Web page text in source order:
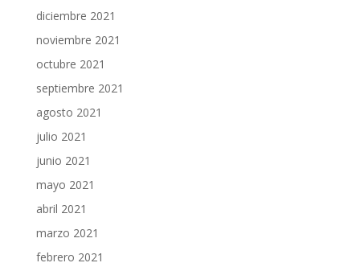
diciembre 2021
noviembre 2021
octubre 2021
septiembre 2021
agosto 2021
julio 2021
junio 2021
mayo 2021
abril 2021
marzo 2021
febrero 2021